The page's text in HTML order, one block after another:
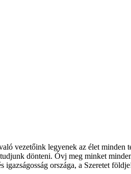
vezetőink legyenek az élet minden
dönteni. Óvj meg minket
igazságosság országa, a Szeretet